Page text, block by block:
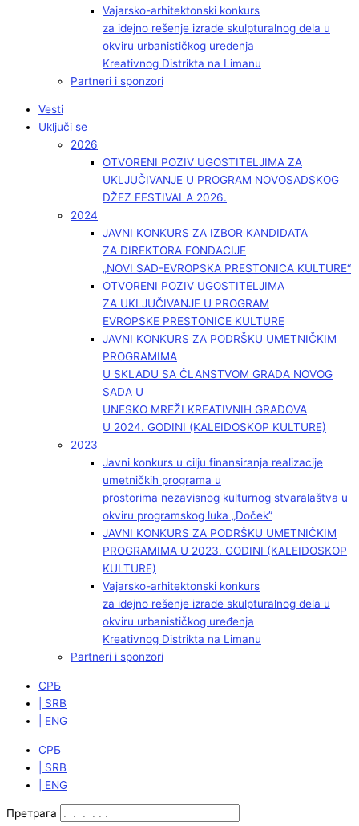
Vajarsko-arhitektonski konkurs
za idejno rešenje izrade skulpturalnog dela u
okviru urbanističkog uređenja
Kreativnog Distrikta na Limanu
Partneri i sponzori
Vesti
Uključi se
2026
OTVORENI POZIV UGOSTITELJIMA ZA
UKLJUČIVANJE U PROGRAM NOVOSADSKOG
DŽEZ FESTIVALA 2026.
2024
JAVNI KONKURS ZA IZBOR KANDIDATA
ZA DIREKTORA FONDACIJE
„NOVI SAD-EVROPSKA PRESTONICA KULTURE“
OTVORENI POZIV UGOSTITELJIMA
ZA UKLJUČIVANJE U PROGRAM
EVROPSKE PRESTONICE KULTURE
JAVNI KONKURS ZA PODRŠKU UMETNIČKIM
PROGRAMIMA
U SKLADU SA ČLANSTVOM GRADA NOVOG
SADA U
UNESKO MREŽI KREATIVNIH GRADOVA
U 2024. GODINI (KALEIDOSKOP KULTURE)
2023
Javni konkurs u cilju finansiranja realizacije
umetničkih programa u
prostorima nezavisnog kulturnog stvaralaštva u
okviru programskog luka „Doček”
JAVNI KONKURS ZA PODRŠKU UMETNIČKIM
PROGRAMIMA U 2023. GODINI (KALEIDOSKOP
KULTURE)
Vajarsko-arhitektonski konkurs
za idejno rešenje izrade skulpturalnog dela u
okviru urbanističkog uređenja
Kreativnog Distrikta na Limanu
Partneri i sponzori
СРБ
| SRB
| ENG
СРБ
| SRB
| ENG
Претрага